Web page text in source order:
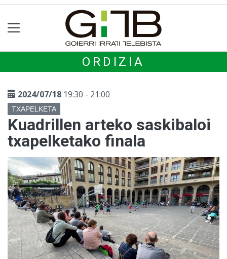
ORDIZIA
2024/07/18 19:30 - 21:00
TXAPELKETA
Kuadrillen arteko saskibaloi
txapelketako finala